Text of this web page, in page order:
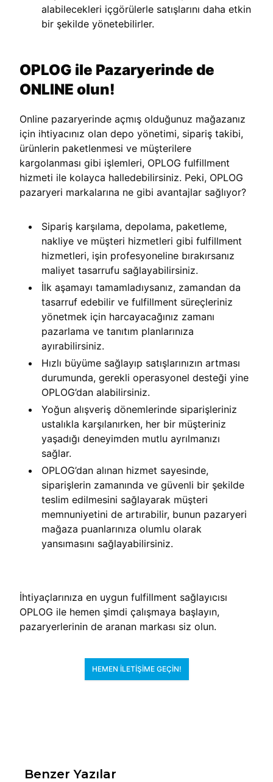
alabilecekleri içgörülerle satışlarını daha etkin
bir şekilde yönetebilirler.
OPLOG ile Pazaryerinde de
ONLINE olun!
Online pazaryerinde açmış olduğunuz mağazanız
için ihtiyacınız olan depo yönetimi, sipariş takibi,
ürünlerin paketlenmesi ve müşterilere
kargolanması gibi işlemleri, OPLOG fulfillment
hizmeti ile kolayca halledebilirsiniz. Peki, OPLOG
pazaryeri markalarına ne gibi avantajlar sağlıyor?
Sipariş karşılama, depolama, paketleme,
nakliye ve müşteri hizmetleri gibi fulfillment
hizmetleri, işin profesyoneline bırakırsanız
maliyet tasarrufu sağlayabilirsiniz.
İlk aşamayı tamamladıysanız, zamandan da
tasarruf edebilir ve fulfillment süreçleriniz
yönetmek için harcayacağınız zamanı
pazarlama ve tanıtım planlarınıza
ayırabilirsiniz.
Hızlı büyüme sağlayıp satışlarınızın artması
durumunda, gerekli operasyonel desteği yine
OPLOG’dan alabilirsiniz.
Yoğun alışveriş dönemlerinde siparişleriniz
ustalıkla karşılanırken, her bir müşteriniz
yaşadığı deneyimden mutlu ayrılmanızı
sağlar.
OPLOG’dan alınan hizmet sayesinde,
siparişlerin zamanında ve güvenli bir şekilde
teslim edilmesini sağlayarak müşteri
memnuniyetini de artırabilir, bunun pazaryeri
mağaza puanlarınıza olumlu olarak
yansımasını sağlayabilirsiniz.
İhtiyaçlarınıza en uygun fulfillment sağlayıcısı
OPLOG ile hemen şimdi çalışmaya başlayın,
pazaryerlerinin de aranan markası siz olun.
HEMEN İLETIŞIME GEÇIN!
Benzer Yazılar